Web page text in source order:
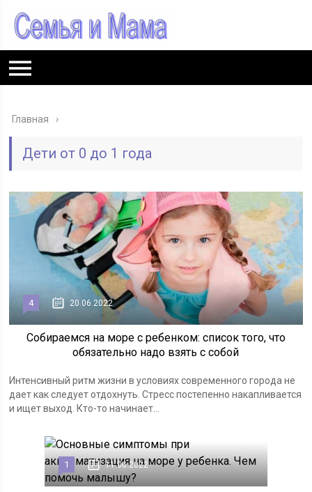
Главная
Дети от 0 до 1 года
4 20.06.2022
Собираемся на море с ребенком: список того, что
обязательно надо взять с собой
Интенсивный ритм жизни в условиях современного города не
дает как следует отдохнуть. Стресс постепенно накапливается
и ищет выход. Кто-то начинает...
1 11.06.2022